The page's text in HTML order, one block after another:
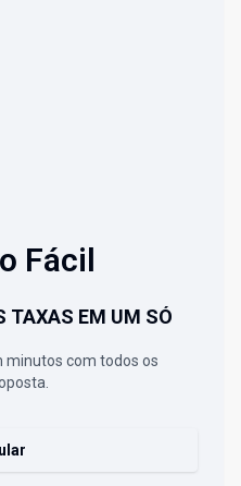
Fácil
TAXAS EM UM SÓ
minutos com todos os